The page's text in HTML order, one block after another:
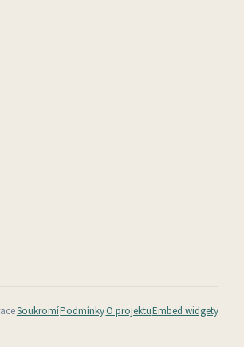
SoukromíPodmínkyO projektuEmbed widgety